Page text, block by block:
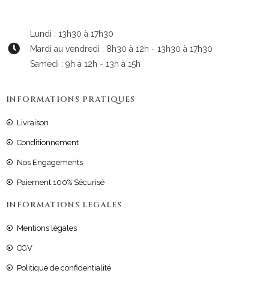
Lundi : 13h30 à 17h30
Mardi au vendredi : 8h30 à 12h - 13h30 à 17h30
Samedi : 9h à 12h - 13h à 15h
INFORMATIONS PRATIQUES
Livraison
Conditionnement
Nos Engagements
Paiement 100% Sécurisé
INFORMATIONS LEGALES
Mentions légales
CGV
Politique de confidentialité